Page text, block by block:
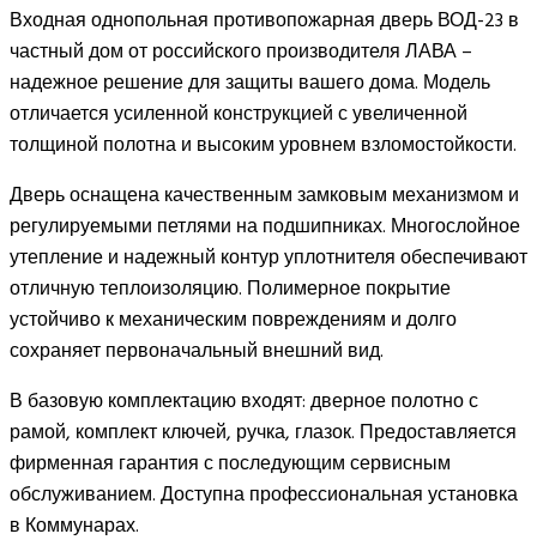
Входная однопольная противопожарная дверь ВОД-23 в
частный дом от российского производителя ЛАВА –
надежное решение для защиты вашего дома. Модель
отличается усиленной конструкцией с увеличенной
толщиной полотна и высоким уровнем взломостойкости.
Дверь оснащена качественным замковым механизмом и
регулируемыми петлями на подшипниках. Многослойное
утепление и надежный контур уплотнителя обеспечивают
отличную теплоизоляцию. Полимерное покрытие
устойчиво к механическим повреждениям и долго
сохраняет первоначальный внешний вид.
В базовую комплектацию входят: дверное полотно с
рамой, комплект ключей, ручка, глазок. Предоставляется
фирменная гарантия с последующим сервисным
обслуживанием. Доступна профессиональная установка
в Коммунарах.